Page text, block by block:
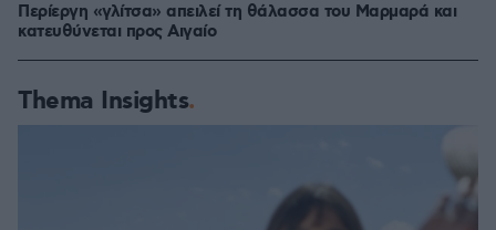
Περίεργη «γλίτσα» απειλεί τη θάλασσα του Μαρμαρά και
κατευθύνεται προς Αιγαίο
Thema Insights